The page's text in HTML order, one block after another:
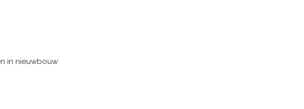
in nieuwbouw